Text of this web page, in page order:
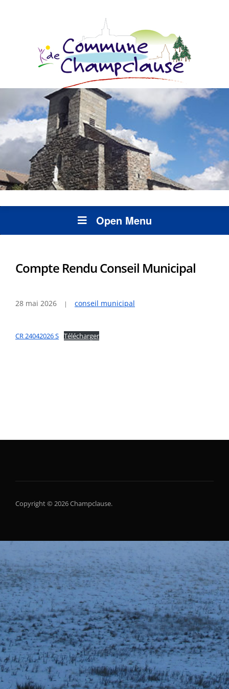
Open Menu
Compte Rendu Conseil Municipal
28 mai 2026 conseil municipal
CR 24042026 S Télécharger
Copyright © 2026 Champclause.